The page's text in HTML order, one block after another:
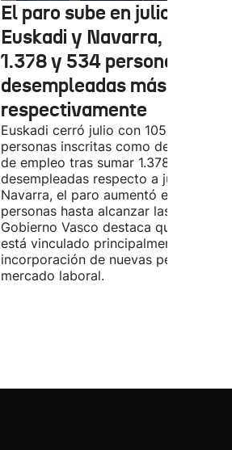
El paro sube en julio en
Euskadi y Navarra, con
1.378 y 534 personas
desempleadas más,
respectivamente
Euskadi cerró julio con 105.590
personas inscritas como
de empleo tras sumar 1.378 personas
desempleadas respecto a junio. En
Navarra, el paro aumentó en 534
personas hasta alcanzar las 28.843.
Gobierno Vasco destaca que este
está vinculado principalmente a la
incorporación de nuevas personas al
mercado laboral.